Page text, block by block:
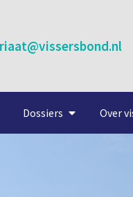
Dossiers Over